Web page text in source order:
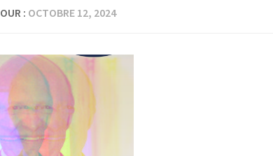
: OCTOBRE 12, 2024